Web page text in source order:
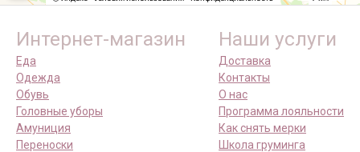
Интернет-магазин
Еда
Одежда
Обувь
Головные уборы
Амуниция
Переноски
Наши услуги
Доставка
Контакты
О нас
Программа лояльности
Как снять мерки
Школа груминга